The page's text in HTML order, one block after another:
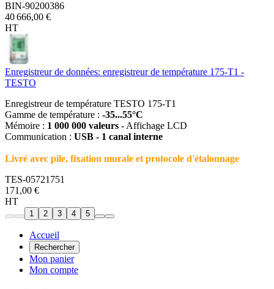
BIN-90200386
40 666,00 €
HT
Enregistreur de données: enregistreur de température 175-T1 -
TESTO
Enregistreur de température TESTO 175-T1
Gamme de température : -35...55°C
Mémoire : 1 000 000 valeurs - Affichage LCD
Communication : USB - 1 canal interne
Livré avec pile, fixation murale et protocole d'étalonnage
TES-05721751
171,00 €
HT
1 2 3 4 5
Accueil
Rechercher
Mon panier
Mon compte